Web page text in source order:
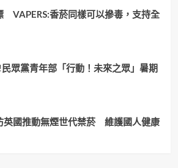
VAPERS:香菸同樣可以摻毒，支持全
眾黨青年部「行動！未來之眾」暑期
英國推動無煙世代禁菸 維護國人健康